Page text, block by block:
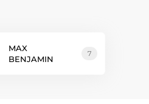
MAX
BENJAMIN
7